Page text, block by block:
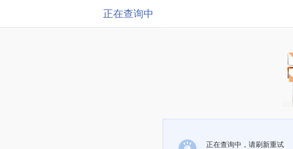
正在查询中
正在查询中，请刷新重试